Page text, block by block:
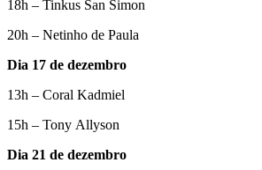
18h – Tinkus San Simon
20h – Netinho de Paula
Dia 17 de dezembro
13h – Coral Kadmiel
15h – Tony Allyson
Dia 21 de dezembro